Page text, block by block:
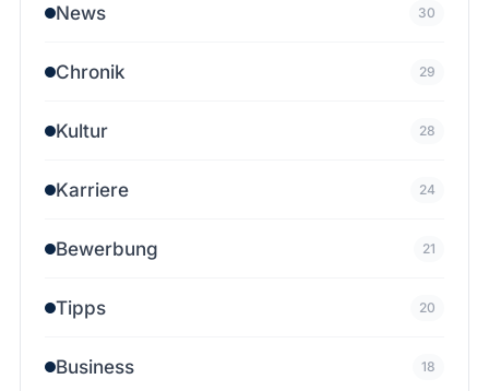
News 30
Chronik 29
Kultur 28
Karriere 24
Bewerbung 21
Tipps 20
Business 18